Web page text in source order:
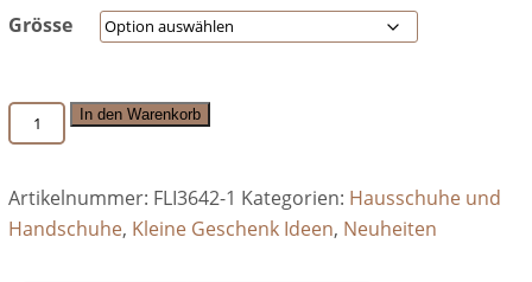
Grösse
Lammfell
Flip-
mit
Gummisohle
In den Warenkorb
Artikelnummer: FLI3642-1 Kategorien: Hausschuhe und
Handschuhe, Kleine Geschenk Ideen, Neuheiten